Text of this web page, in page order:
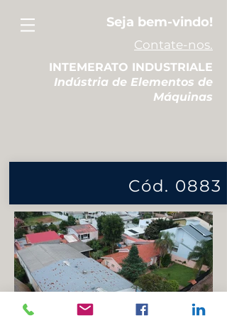
Seja bem-vindo!
Contate-nos.
INTEMERATO INDUSTRIALE
Indústria de Elementos de
Máquinas
Cód. 0883